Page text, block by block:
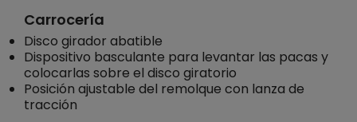
Carrocería
Disco girador abatible
Dispositivo basculante para levantar las pacas y
colocarlas sobre el disco giratorio
Posición ajustable del remolque con lanza de
tracción